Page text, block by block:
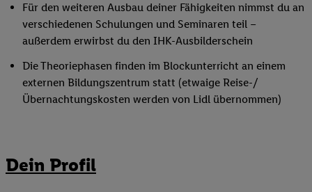
Für den weiteren Ausbau deiner Fähigkeiten nimmst du an
verschiedenen Schulungen und Seminaren teil –
außerdem erwirbst du den IHK-Ausbilderschein
Die Theoriephasen finden im Blockunterricht an einem
externen Bildungszentrum statt (etwaige Reise-/
Übernachtungskosten werden von Lidl übernommen)
Dein Profil